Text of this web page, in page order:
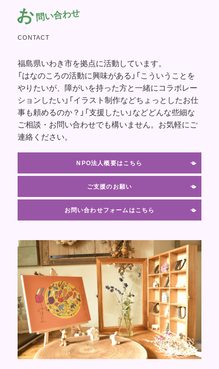
お問い合わせ
CONTACT
福島県いわき市を拠点に活動しています。
「はなのころの活動に興味がある」「こういうことを
やりたいが、障がいを持った方と一緒にコラボレー
ションしたい」「イラスト制作などちょっとしたお仕
事も頼めるのか？」「支援したい」などどんな些細な
ご相談・お問い合わせでも構いません。お気軽にご
連絡ください。
NPO法人概要はこちら
ご支援のお願い
お問い合わせフォームはこちら